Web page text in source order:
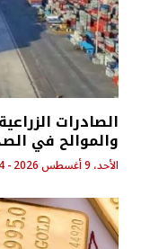
والموالح في
الأحد، 9 أغسطس 2026 - 7:34 م